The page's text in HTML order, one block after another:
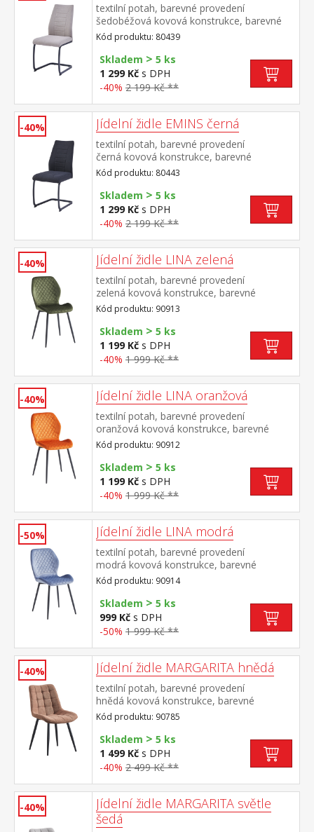
textilní potah, barevné provedení
šedobéžová kovová konstrukce, barevné
provedení černá výška sedu 48
cm doporučená nosnost do 120 kg
Kód produktu: 80439
Skladem > 5 ks
1 299 Kč s DPH
-40% 2 199 Kč **
-40% Jídelní židle EMINS černá
textilní potah, barevné provedení
černá kovová konstrukce, barevné
provedení černá výška sedu 48
cm doporučená nosnost do 120 kg
Kód produktu: 80443
Skladem > 5 ks
1 299 Kč s DPH
-40% 2 199 Kč **
-40% Jídelní židle LINA zelená
textilní potah, barevné provedení
zelená kovová konstrukce, barevné
provedení černá výška sedu 50
cm doporučená nosnost do 120 kg
Kód produktu: 90913
Skladem > 5 ks
1 199 Kč s DPH
-40% 1 999 Kč **
-40% Jídelní židle LINA oranžová
textilní potah, barevné provedení
oranžová kovová konstrukce, barevné
provedení černá výška sedu 50
cm doporučená nosnost do 120 kg
Kód produktu: 90912
Skladem > 5 ks
1 199 Kč s DPH
-40% 1 999 Kč **
-50% Jídelní židle LINA modrá
textilní potah, barevné provedení
modrá kovová konstrukce, barevné
provedení černá výška sedu 50
cm doporučená nosnost do 120 kg
Kód produktu: 90914
Skladem > 5 ks
999 Kč s DPH
-50% 1 999 Kč **
-40% Jídelní židle MARGARITA hnědá
textilní potah, barevné provedení
hnědá kovová konstrukce, barevné
provedení černá výška sedu 49
cm doporučená nosnost do 130 kg
Kód produktu: 90785
Skladem > 5 ks
1 499 Kč s DPH
-40% 2 499 Kč **
-40%
Jídelní židle MARGARITA světle
šedá